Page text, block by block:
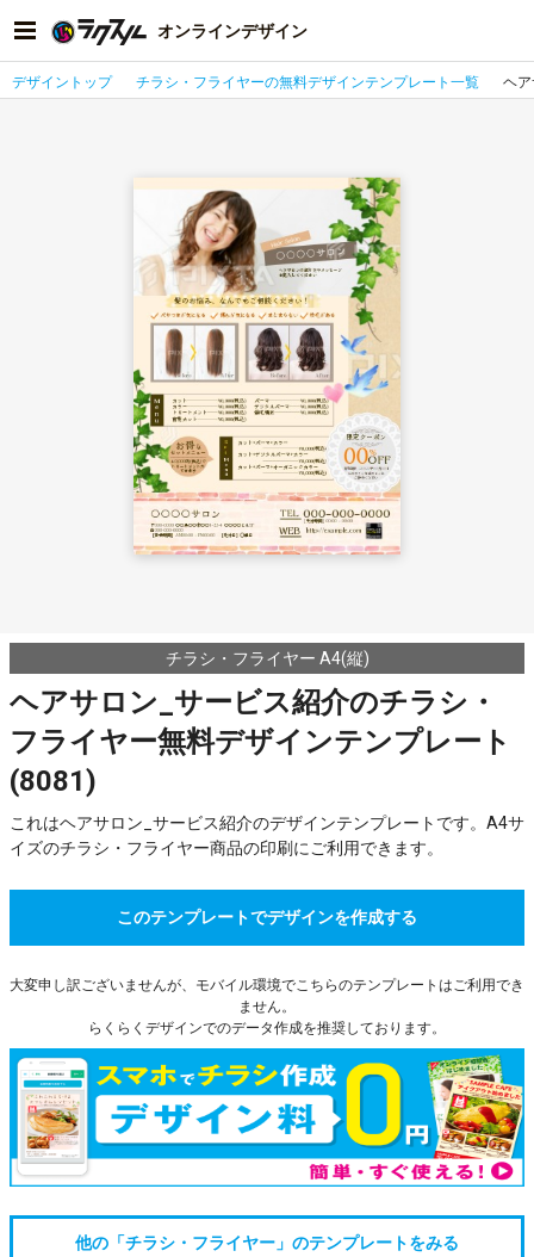
オンラインデザイン
デザイントップ チラシ・フライヤーの無料デザインテンプレート一覧 ヘ
チラシ・フライヤー A4(縦)
ヘアサロン_サービス紹介のチラシ・
フライヤー無料デザインテンプレート
(8081)
これはヘアサロン_サービス紹介のデザインテンプレートです。A4サ
イズのチラシ・フライヤー商品の印刷にご利用できます。
このテンプレートでデザインを作成する
大変申し訳ございませんが、モバイル環境でこちらのテンプレートはご利用でき
ません。
らくらくデザインでのデータ作成を推奨しております。
他の「チラシ・フライヤー」のテンプレートをみる